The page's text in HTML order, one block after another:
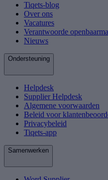
Tiqets-blog
Over ons
Vacatures
Verantwoorde
Nieuws
Ondersteuning
Helpdesk
Supplier Helpdesk
Algemene voorwaarden
Beleid voor
Privacybeleid
Tiqets-app
Samenwerken